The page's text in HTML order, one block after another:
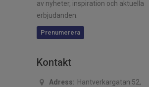
av nyheter, inspiration och aktuella
erbjudanden.
Prenumerera
Kontakt
Adress: Hantverkargatan 52,